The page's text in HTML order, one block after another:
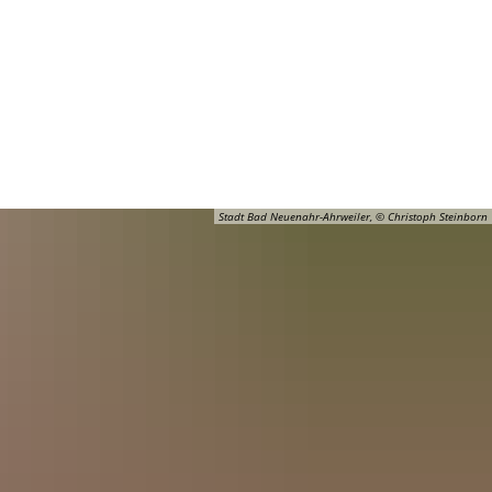
Stadt Bad Neuenahr-Ahrweiler, © Christoph Steinborn